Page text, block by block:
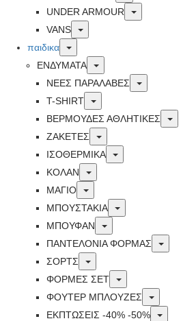
UNDER ARMOUR
Toggle
VANS
Toggle
παιδικα
Toggle
ΕΝΔΥΜΑΤΑ
Toggle
ΝΕΕΣ ΠΑΡΑΛΑΒΕΣ
Toggle
T-SHIRT
Toggle
ΒΕΡΜΟΥΔΕΣ ΑΘΛΗΤΙΚΕΣ
Toggle
ΖΑΚΕΤΕΣ
Toggle
ΙΣΟΘΕΡΜΙΚΑ
Toggle
ΚΟΛΑΝ
Toggle
ΜΑΓΙΟ
Toggle
ΜΠΟΥΣΤΑΚΙΑ
Toggle
ΜΠΟΥΦΑΝ
Toggle
ΠΑΝΤΕΛΟΝΙΑ ΦΟΡΜΑΣ
Toggle
ΣΟΡΤΣ
Toggle
ΦΟΡΜΕΣ ΣΕΤ
Toggle
ΦΟΥΤΕΡ ΜΠΛΟΥΖΕΣ
Toggle
ΕΚΠΤΏΣΕΙΣ -40% -50%
Toggle